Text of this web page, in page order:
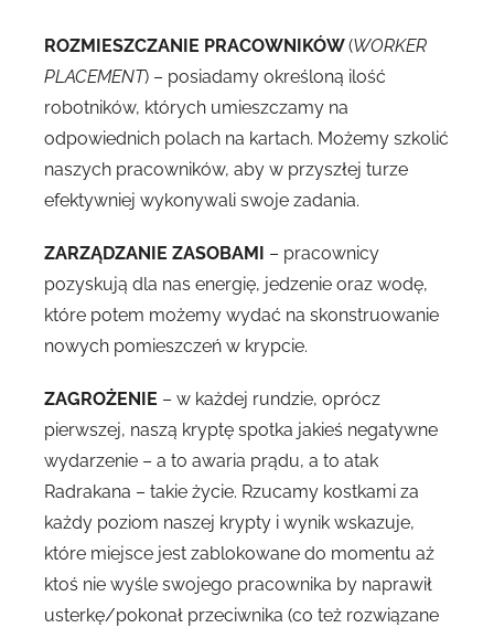
ROZMIESZCZANIE PRACOWNIKÓW(WORKER
PLACEMENT) – posiadamy określoną ilość
robotników, których umieszczamy na
odpowiednich polach na kartach. Możemy szkolić
naszych pracowników, aby w przyszłej turze
efektywniej wykonywali swoje zadania.
ZARZĄDZANIE ZASOBAMI – pracownicy
pozyskują dla nas energię, jedzenie oraz wodę,
które potem możemy wydać na skonstruowanie
nowych pomieszczeń w krypcie.
ZAGROŻENIE – w każdej rundzie, oprócz
pierwszej, naszą kryptę spotka jakieś negatywne
wydarzenie – a to awaria prądu, a to atak
Radrakana – takie życie. Rzucamy kostkami za
każdy poziom naszej krypty i wynik wskazuje,
które miejsce jest zablokowane do momentu aż
ktoś nie wyśle swojego pracownika by naprawił
usterkę/pokonał przeciwnika (co też rozwiązane